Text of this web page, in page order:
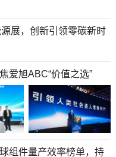
展，创新引领零碳新时
爱旭ABC“价值之选”
组件量产效率榜单，持